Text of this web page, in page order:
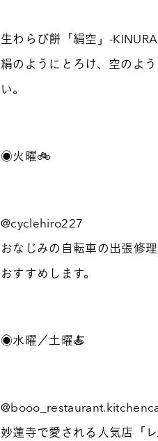
生わらび餅「絹空」-
絹のようにとろけ、空のよ
い。
◉火曜🚲
@cyclehiro227
おなじみの自転車の出張修
おすすめします。
◉水曜／土曜🍝
妙蓮寺で愛される人気店「